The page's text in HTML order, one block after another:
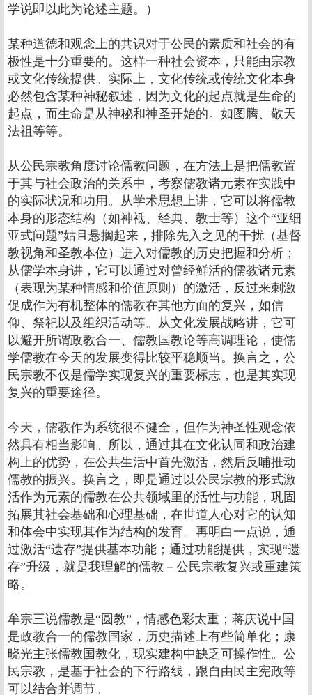
学说即以此为论述主题。）
某种道德和观念上的共识对于公民的素质和社会的有
极性是十分重要的。这样一种社会资本，只能由宗教
或文化传统提供。实际上，文化传统或传统文化本身
必然包含某种神秘叙述，因为文化的起点就是生命的
起点，而生命是从神秘和神圣开始的。如图腾、敬天
法祖等等。
从公民宗教角度讨论儒教问题，在方法上是把儒教置
于其与社会政治的关系中，考察儒教诸元素在实践中
的实际状况和功用。从学术思想上讲，它可以将儒教
本身的形态结构（如神祗、经典、教士等）这个“亚细
亚式问题”姑且悬搁起来，排除先入之见的干扰（基督
教视角和圣教本位）进入对儒教的历史把握和分析；
从儒学本身讲，它可以通过对曾经鲜活的儒教诸元素
（表现为某种情感和价值原则）的激活，反过来刺激
促成作为有机整体的儒教在其他方面的复兴，如信
仰、祭祀以及组织活动等。从文化发展战略讲，它可
以避开所谓政教合一、儒教国教论等高调理论，使儒
学儒教在今天的发展变得比较平稳顺当。换言之，公
民宗教不仅是儒学实现复兴的重要标志，也是其实现
复兴的重要途径。
今天，儒教作为系统很不健全，但作为神圣性观念依
然具有相当影响。所以，通过其在文化认同和政治建
构上的优势，在公共生活中首先激活，然后反哺推动
儒教的振兴。换言之，即是通过以公民宗教的形式激
活作为元素的儒教在公共领域里的活性与功能，巩固
拓展其社会基础和心理基础，在世道人心对它的认知
和体会中实现其作为结构的发育。再明白一点说，通
过激活“遗存”提供基本功能；通过功能提供，实现“遗
存”升级，就是我理解的儒教－公民宗教复兴或重建策
略。
牟宗三说儒教是“圆教”，情感色彩太重；蒋庆说中国
是政教合一的儒教国家，历史描述上有些简单化；康
晓光主张儒教国教化，现实建构中缺乏可操作性。公
民宗教，是基于社会的下行路线，跟自由民主宪政等
可以结合并调节。